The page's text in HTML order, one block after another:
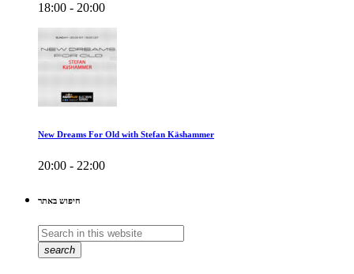
18:00 - 20:00
New Dreams For Old with Stefan Käshammer
20:00 - 22:00
חיפוש באתר
search